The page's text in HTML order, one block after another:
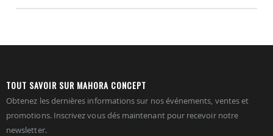
TOUT SAVOIR SUR MAHORA CONCEPT
Obtenez les dernières informations sur nos événements, ventes et
promotions. Inscrivez vous dés maintenant pour recevoir notre
newsletter.